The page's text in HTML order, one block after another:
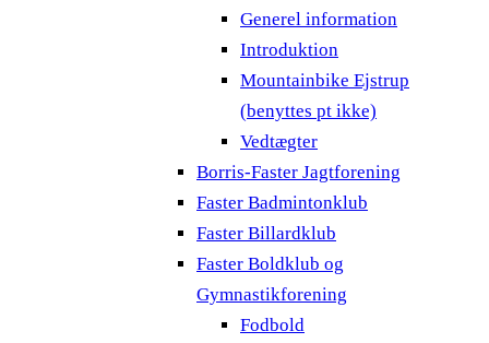
Generel information
Introduktion
Mountainbike Ejstrup
(benyttes pt ikke)
Vedtægter
Borris-Faster Jagtforening
Faster Badmintonklub
Faster Billardklub
Faster Boldklub og
Gymnastikforening
Fodbold